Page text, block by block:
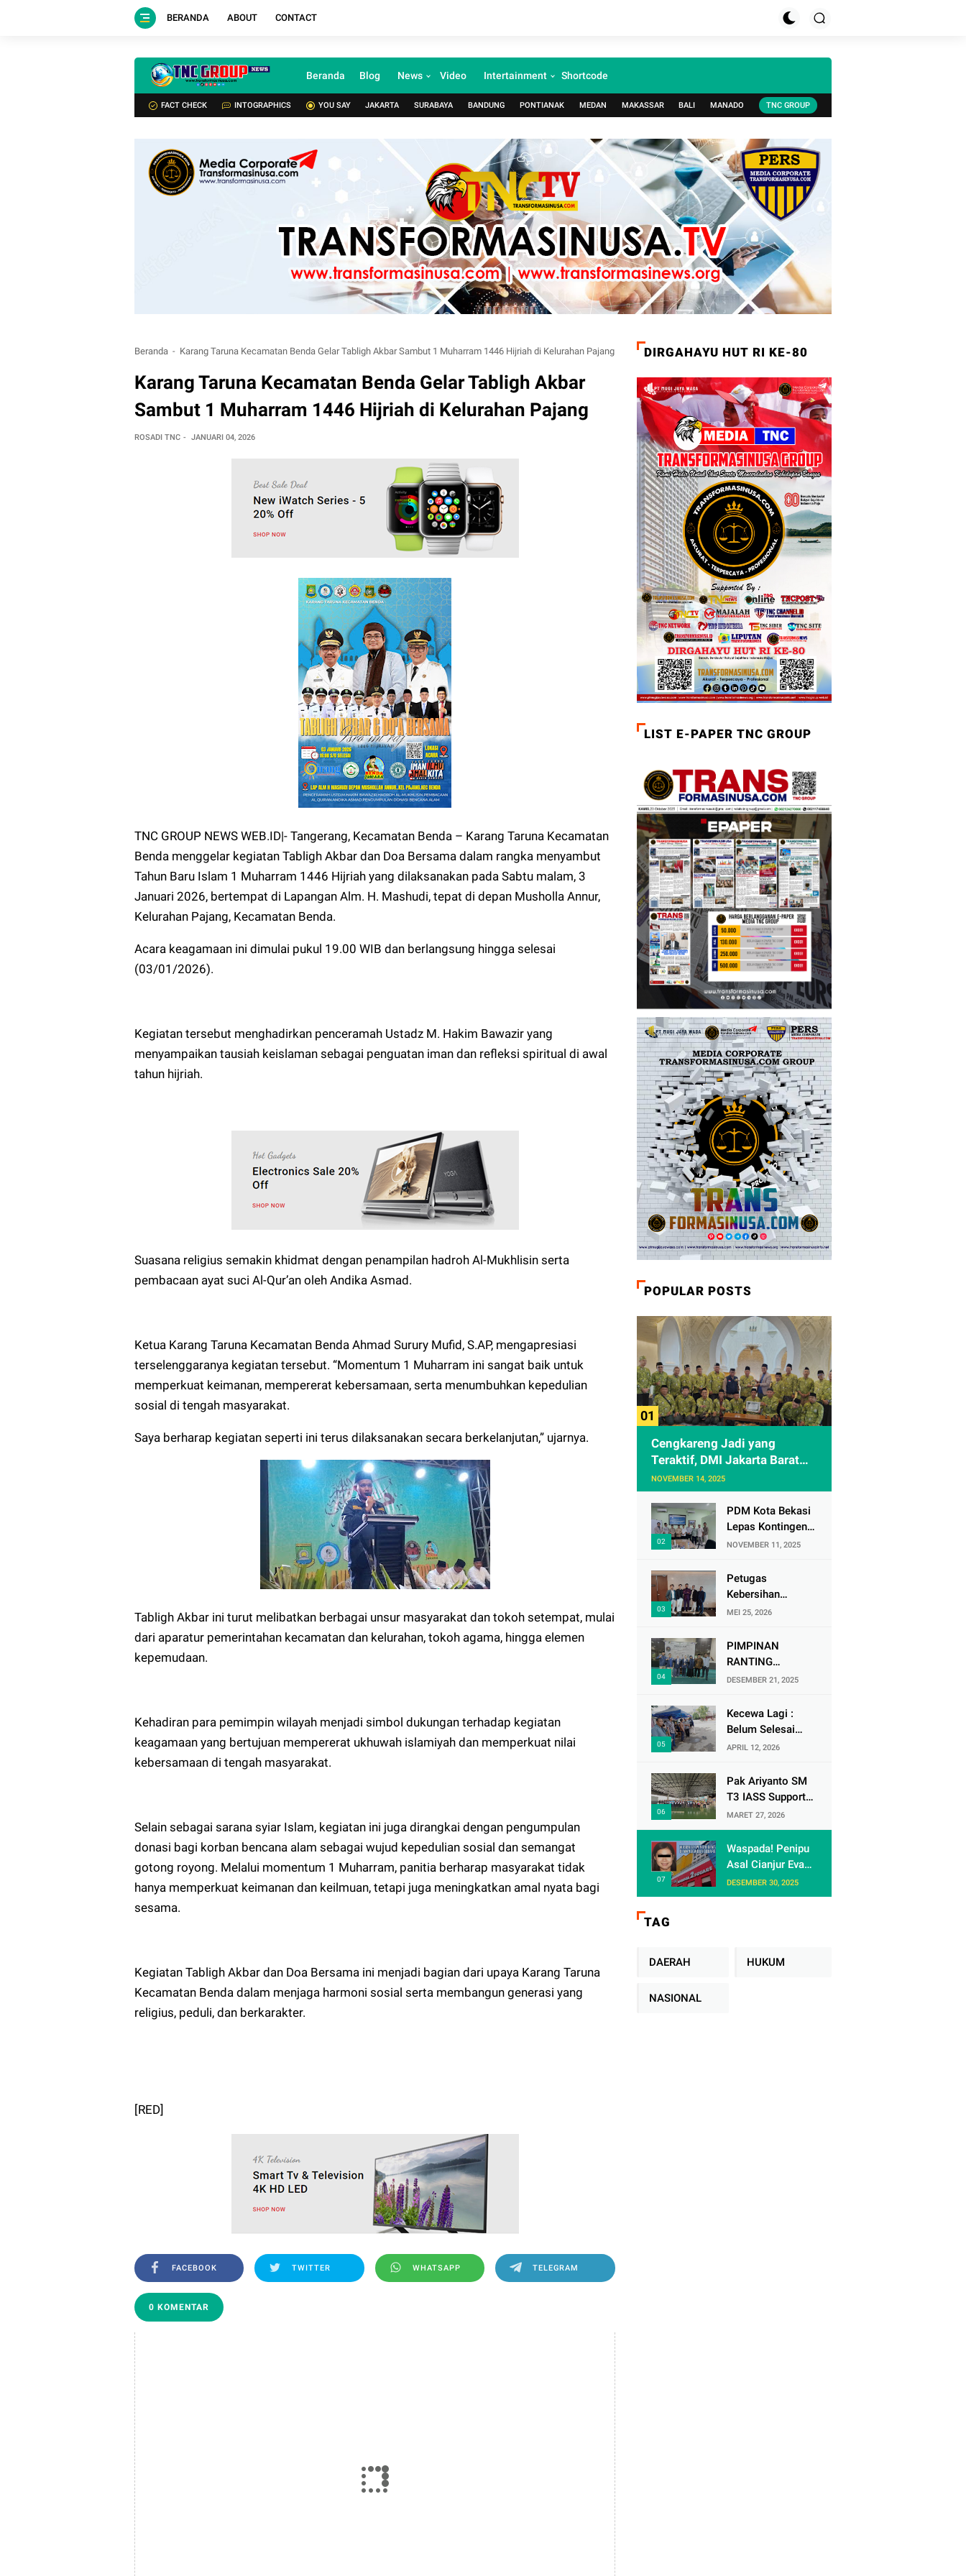
BERANDA ABOUT CONTACT
Beranda Blog News Video Intertainment Shortcode
FACT CHECK INTOGRAPHICS YOU SAY JAKARTA SURABAYA BANDUNG PONTIANAK MEDAN MAKASSAR BALI MANADO TNC GROUP
Beranda Karang Taruna Kecamatan Benda Gelar Tabligh Akbar Sambut 1 Muharram 1446 Hijriah di Kelurahan Pajang
Karang Taruna Kecamatan Benda Gelar Tabligh Akbar
Sambut 1 Muharram 1446 Hijriah di Kelurahan Pajang
ROSADI TNC JANUARI 04, 2026
TNC GROUP NEWS WEB.ID|- Tangerang, Kecamatan Benda – Karang Taruna Kecamatan
Benda menggelar kegiatan Tabligh Akbar dan Doa Bersama dalam rangka menyambut
Tahun Baru Islam 1 Muharram 1446 Hijriah yang dilaksanakan pada Sabtu malam, 3
Januari 2026, bertempat di Lapangan Alm. H. Mashudi, tepat di depan Musholla Annur,
Kelurahan Pajang, Kecamatan Benda.
Acara keagamaan ini dimulai pukul 19.00 WIB dan berlangsung hingga selesai
(03/01/2026).
Kegiatan tersebut menghadirkan penceramah Ustadz M. Hakim Bawazir yang
menyampaikan tausiah keislaman sebagai penguatan iman dan refleksi spiritual di awal
tahun hijriah.
Suasana religius semakin khidmat dengan penampilan hadroh Al-Mukhlisin serta
pembacaan ayat suci Al-Qur’an oleh Andika Asmad.
Ketua Karang Taruna Kecamatan Benda Ahmad Surury Mufid, S.AP, mengapresiasi
terselenggaranya kegiatan tersebut. “Momentum 1 Muharram ini sangat baik untuk
memperkuat keimanan, mempererat kebersamaan, serta menumbuhkan kepedulian
sosial di tengah masyarakat.
Saya berharap kegiatan seperti ini terus dilaksanakan secara berkelanjutan,” ujarnya.
Tabligh Akbar ini turut melibatkan berbagai unsur masyarakat dan tokoh setempat, mulai
dari aparatur pemerintahan kecamatan dan kelurahan, tokoh agama, hingga elemen
kepemudaan.
Kehadiran para pemimpin wilayah menjadi simbol dukungan terhadap kegiatan
keagamaan yang bertujuan mempererat ukhuwah islamiyah dan memperkuat nilai
kebersamaan di tengah masyarakat.
Selain sebagai sarana syiar Islam, kegiatan ini juga dirangkai dengan pengumpulan
donasi bagi korban bencana alam sebagai wujud kepedulian sosial dan semangat
gotong royong. Melalui momentum 1 Muharram, panitia berharap masyarakat tidak
hanya memperkuat keimanan dan keilmuan, tetapi juga meningkatkan amal nyata bagi
sesama.
Kegiatan Tabligh Akbar dan Doa Bersama ini menjadi bagian dari upaya Karang Taruna
Kecamatan Benda dalam menjaga harmoni sosial serta membangun generasi yang
religius, peduli, dan berkarakter.
[RED]
FACEBOOK TWITTER WHATSAPP TELEGRAM
0 KOMENTAR
DIRGAHAYU HUT RI KE-80
LIST E-PAPER TNC GROUP
POPULAR POSTS
Cengkareng Jadi yang
Teraktif, DMI Jakarta Barat
Apresiasi Kunjungan ke
Sheikh Zayed Solo
NOVEMBER 14, 2025
PDM Kota Bekasi
Lepas Kontingen
Masjid Al
Award VI 2025
NOVEMBER 11, 2025
Petugas
Kebersihan
Bandara
Ikuti Audisi DMD
Panggung Rezeki
MEI 25, 2026
PIMPINAN
RANTING
MUHAMMADIYAH
Mengadakan
Tabligh Akbar
DESEMBER 21, 2025
Kecewa Lagi :
Belum Selesai
Urusan dengan
keranji , Oknum
Perum Perumnas
dagang /
APRIL 12, 2026
Pak Ariyanto SM
T3 IASS Support
Berikan Apresiasi
kepada Karyawan
Rajin dan
Berprestasi di
MARET 27, 2026
Waspada! Penipu
Asal Cianjur Eva
Arafiah
Gentayangan di
DESEMBER 30, 2025
TAG
DAERAH HUKUM
NASIONAL